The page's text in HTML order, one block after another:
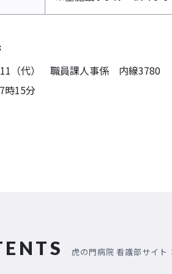
（代） 職員課人事係 内線3780
時15分
虎の門病院 看護部サイト